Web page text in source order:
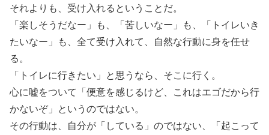
それよりも、受け入れるということだ。
「楽しそうだなー」も、「苦しいなー」も、「トイレいき
たいなー」も、全て受け入れて、自然な行動に身を任せ
る。
「トイレに行きたい」と思うなら、そこに行く。
心に嘘をついて「便意を感じるけど、これはエゴだから行
かないぞ」というのではない。
その行動は、自分が「している」のではない、「起こって